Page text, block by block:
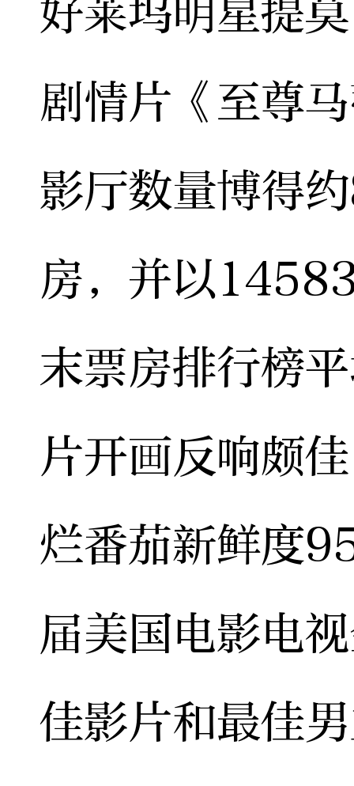
好莱坞明星提
剧情片《至尊
影厅数量博得
房，并以
末票房排行榜
片开画反响颇
烂番茄新鲜度
届美国电影电
佳影片和最佳